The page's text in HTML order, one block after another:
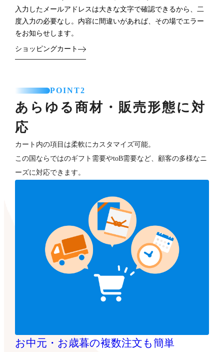
入力したメールアドレスは大きな文字で確認できるから、二
度入力の必要なし。内容に間違いがあれば、その場でエラー
をお知らせします。
ショッピングカート
POINT2
あらゆる商材・販売形態に対
応
カート内の項目は柔軟にカスタマイズ可能。
この国ならではのギフト需要やtoB需要など、顧客の多様なニ
ーズに対応できます。
お中元・お歳暮の複数注文も簡単